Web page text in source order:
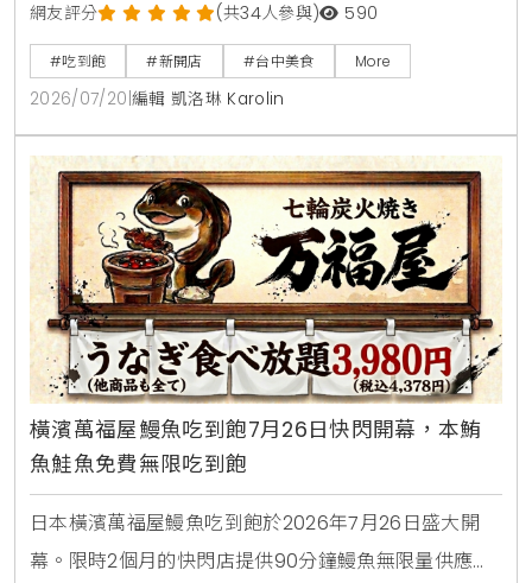
酒館新店型。主打從早午餐，商業午餐到深夜餐酒全時
段供應，平日點早午餐加49元，晚上週末加99元即享
自助沙拉吧，路易莎咖啡無限續。商業午餐240元起，
更提供現烤披薩，各式烤串與超過100款世界微醺飲
品，是台中西屯朋友聚會，看球賽放鬆的寶藏餐廳。
網友評分 (共34人參與) 590
#吃到飽 #新開店 #台中美食 More
2026/07/20 編輯 凱洛琳 Karolin
橫濱萬福屋鰻魚吃到飽7月26日快閃開幕，本鮪
魚鮭魚免費無限吃到飽
日本橫濱萬福屋鰻魚吃到飽於2026年7月26日盛大開
幕。限時2個月的快閃店提供90分鐘鰻魚無限量供應，